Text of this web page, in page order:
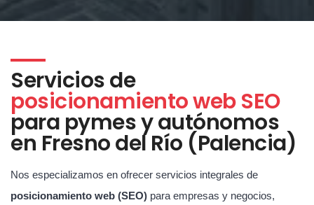
Servicios de
posicionamiento web SEO
para pymes y autónomos
en Fresno del Río (Palencia)
Nos especializamos en ofrecer servicios integrales de
posicionamiento web (SEO) para empresas y negocios,